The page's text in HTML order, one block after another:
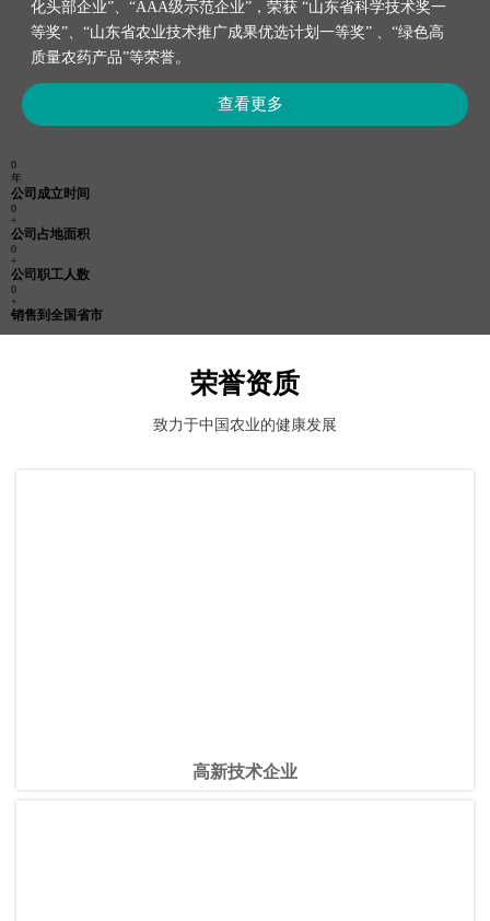
化头部企业”、“AAA级示范企业”，荣获 “山东省科学技术奖一
等奖”、“山东省农业技术推广成果优选计划一等奖” 、“绿色高
质量农药产品”等荣誉。
查看更多
0
年
公司成立时间
0
+
公司占地面积
0
+
公司职工人数
0
+
销售到全国省市
荣誉资质
致力于中国农业的健康发展
高新技术企业